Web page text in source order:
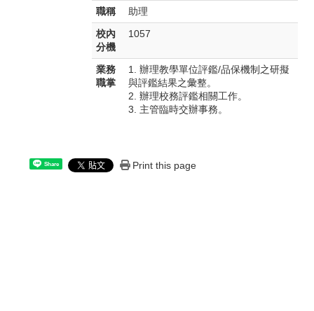
職稱 助理
校內
分機
1057
業務
職掌
1. 辦理教學單位評鑑/品保機制之研擬
與評鑑結果之彙整。
2. 辦理校務評鑑相關工作。
3. 主管臨時交辦事務。
Share Print this page